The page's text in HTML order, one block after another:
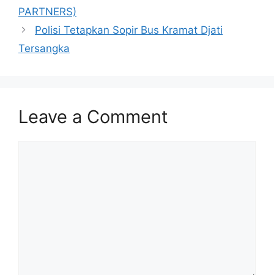
PARTNERS)
Polisi Tetapkan Sopir Bus Kramat Djati
Tersangka
Leave a Comment